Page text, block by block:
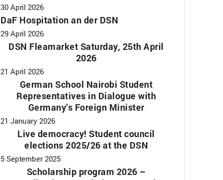
30 April 2026
DaF Hospitation an der DSN
29 April 2026
DSN Fleamarket Saturday, 25th April
2026
21 April 2026
German School Nairobi Student
Representatives in Dialogue with
Germany’s Foreign Minister
21 January 2026
Live democracy! Student council
elections 2025/26 at the DSN
5 September 2025
Scholarship program 2026 –